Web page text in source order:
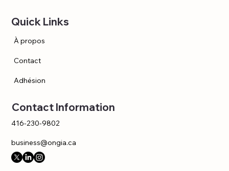
Quick Links
À propos
Contact
Adhésion
Contact Information
416-230-9802
business@ongia.ca